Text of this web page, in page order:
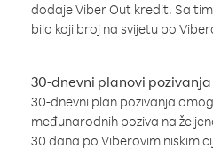
dodaje Viber Out kredit. Sa
bilo koji broj na svijetu po
30-dnevni planovi pozivanja
30-dnevni plan pozivanja
međunarodnih poziva na
30 dana po Viberovim niskim